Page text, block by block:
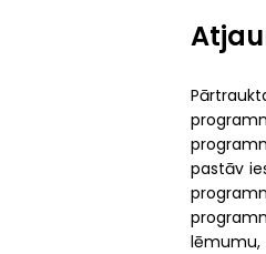
pastāv
lēmumu,